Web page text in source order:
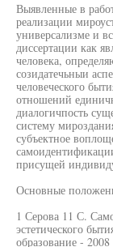
Выявленные в
реализации
универсализме и
диссертации как
человека,
созидатечьныи
человеческого
отношений
диалогичпость
систему
субъектное
присущей
Основные
1 Серова 11 С.
эстетического
образование -